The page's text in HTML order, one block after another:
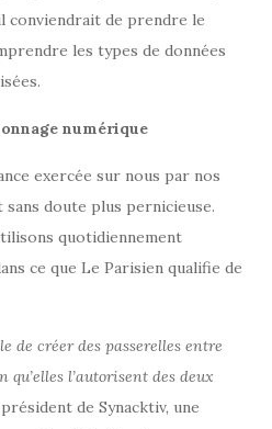
conviendrait de prendre le
les types de données
numérique
exercée sur nous par nos
doute plus pernicieuse.
quotidiennement
ce que Le Parisien qualifie de
de créer des passerelles entre
l’autorisent des deux
de Synacktiv, une